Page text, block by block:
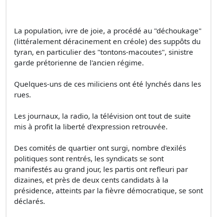
La population, ivre de joie, a procédé au "déchoukage"
(littéralement déracinement en créole) des suppôts du
tyran, en particulier des "tontons-macoutes", sinistre
garde prétorienne de l'ancien régime.
Quelques-uns de ces miliciens ont été lynchés dans les
rues.
Les journaux, la radio, la télévision ont tout de suite
mis à profit la liberté d'expression retrouvée.
Des comités de quartier ont surgi, nombre d'exilés
politiques sont rentrés, les syndicats se sont
manifestés au grand jour, les partis ont refleuri par
dizaines, et près de deux cents candidats à la
présidence, atteints par la fièvre démocratique, se sont
déclarés.